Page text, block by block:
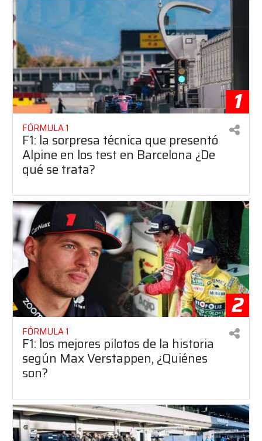
1
FÓRMULA 1
F1: la sorpresa técnica que presentó
Alpine en los test en Barcelona ¿De
qué se trata?
2
FÓRMULA 1
F1: los mejores pilotos de la historia
según Max Verstappen, ¿Quiénes
son?